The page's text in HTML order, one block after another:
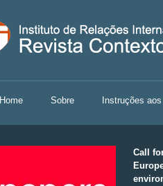
Home Sobre Instruções
Call